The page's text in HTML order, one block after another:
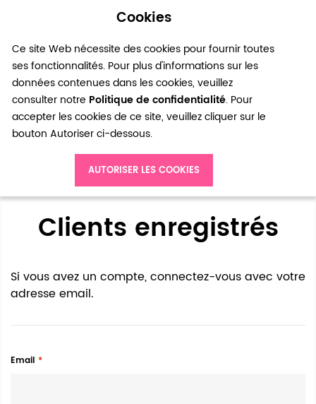
Cookies
Ce site Web nécessite des cookies pour fournir toutes
ses fonctionnalités. Pour plus d'informations sur les
données contenues dans les cookies, veuillez
consulter notre Politique de confidentialité. Pour
accepter les cookies de ce site, veuillez cliquer sur le
bouton Autoriser ci-dessous.
AUTORISER LES COOKIES
0
Accès client
Clients enregistrés
Si vous avez un compte, connectez-vous avec votre
adresse email.
Email